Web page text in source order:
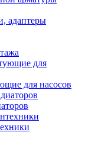
адаптеры
для насосов